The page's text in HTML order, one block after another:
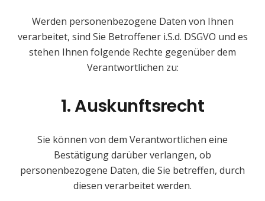
Werden personenbezogene Daten von Ihnen
verarbeitet, sind Sie Betroffener i.S.d. DSGVO und es
stehen Ihnen folgende Rechte gegenüber dem
Verantwortlichen zu:
1. Auskunftsrecht
Sie können von dem Verantwortlichen eine
Bestätigung darüber verlangen, ob
personenbezogene Daten, die Sie betreffen, durch
diesen verarbeitet werden.